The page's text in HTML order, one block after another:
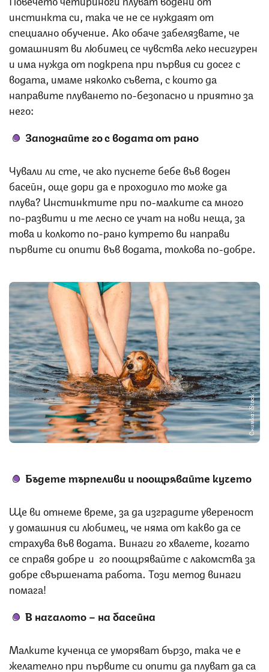
инстинкта си, така че не се нуждаят от
специално обучение. Ако обаче забелязвате, че
домашният ви любимец се чувства леко несигурен
и има нужда от подкрепа при първия си досег с
водата, имаме няколко съвета, с които да
направите плуването по-безопасно и приятно за
него:
Запознайте го с водата от рано
Чували ли сте, че ако пуснете бебе във воден
басейн, още дори да е проходило то може да
плува? Инстинктите при по-малките са много
по-развити и те лесно се учат на нови неща, за
това и колкото по-рано кутрето ви направи
първите си опити във водата, толкова по-добре.
Снимка: iStock
Бъдете търпеливи и поощрявайте кучето
Ще ви отнеме време, за да изградите увереност
у домашния си любимец, че няма от какво да се
страхува във водата. Винаги го хвалете, когато
се справя добре и го поощрявайте с лакомства за
добре свършената работа. Този метод винаги
помага!
В началото – на басейна
Малките кученца се уморяват бързо, така че е
желателно при първите си опити да плуват да са